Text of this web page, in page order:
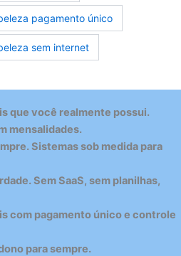
pagamento único
sem internet
que você realmente possui.
mensalidades.
Sistemas sob medida para
Sem SaaS, sem planilhas,
com pagamento único e controle
para sempre.